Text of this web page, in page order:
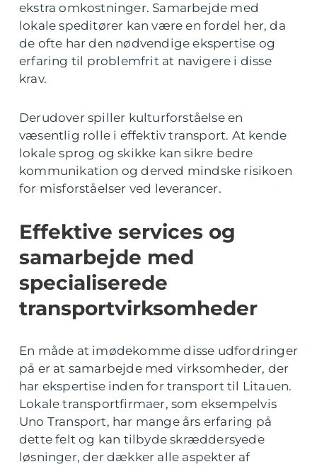
ekstra omkostninger. Samarbejde med
lokale speditører kan være en fordel her, da
de ofte har den nødvendige ekspertise og
erfaring til problemfrit at navigere i disse
krav.
Derudover spiller kulturforståelse en
væsentlig rolle i effektiv transport. At kende
lokale sprog og skikke kan sikre bedre
kommunikation og derved mindske risikoen
for misforståelser ved leverancer.
Effektive services og
samarbejde med
specialiserede
transportvirksomheder
En måde at imødekomme disse udfordringer
på er at samarbejde med virksomheder, der
har ekspertise inden for transport til Litauen.
Lokale transportfirmaer, som eksempelvis
Uno Transport, har mange års erfaring på
dette felt og kan tilbyde skræddersyede
løsninger, der dækker alle aspekter af